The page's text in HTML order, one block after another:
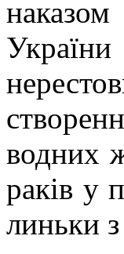
водних
раків у
линьки